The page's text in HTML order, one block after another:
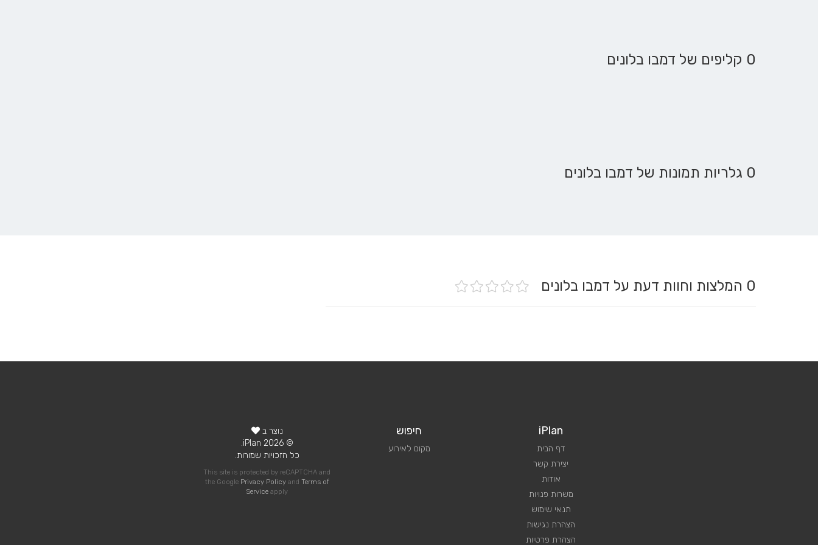
0 קליפים של דמבו בלונים
0 גלריות תמונות של דמבו בלונים
0 המלצות וחוות דעת על דמבו בלונים
iPlan
דף הבית
יצירת קשר
אודות
משרות פנויות
תנאי שימוש
הצהרת נגישות
הצהרת פרטיות
חיפוש
מקום לאירוע
נוצר ב
© 2026 iPlan.
כל הזכויות שמורות.
This site is protected by reCAPTCHA and
the Google Privacy Policyand Terms of
Service apply